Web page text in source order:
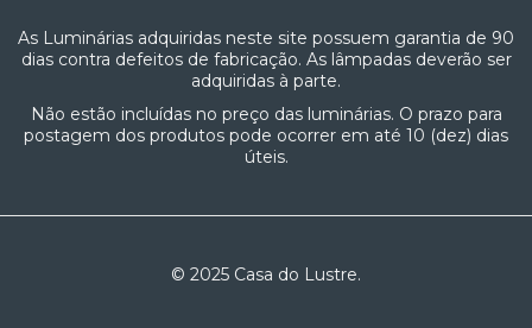
As Luminárias adquiridas neste site possuem garantia de 90
dias contra defeitos de fabricação. As lâmpadas deverão ser
adquiridas à parte.
Não estão incluídas no preço das luminárias. O prazo para
postagem dos produtos pode ocorrer em até 10 (dez) dias
úteis.
© 2025 Casa do Lustre.